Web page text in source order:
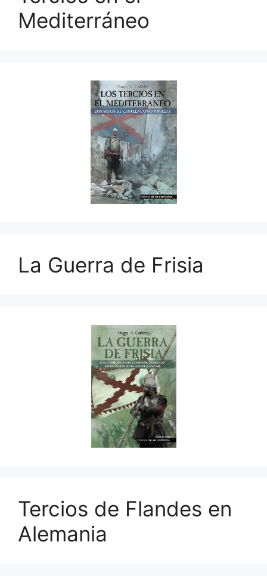
Mediterráneo
La Guerra de Frisia
Tercios de Flandes en
Alemania